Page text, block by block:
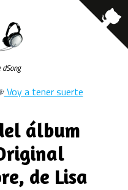
Voy a tener suerte
álbum
de Lisa